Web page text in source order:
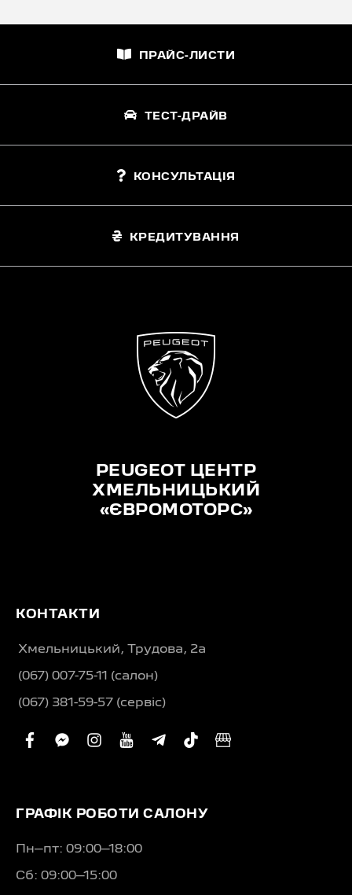
ПРАЙС-ЛИСТИ
ТЕСТ-ДРАЙВ
КОНСУЛЬТАЦІЯ
КРЕДИТУВАННЯ
PEUGEOT ЦЕНТР
ХМЕЛЬНИЦЬКИЙ
«ЄВРОМОТОРС»
КОНТАКТИ
Хмельницький, Трудова, 2а
(067) 007-75-11 (салон)
(067) 381-59-57 (сервіс)
facebook
facebook-
instagram
youtube
telegram-
tiktokbusiness
ГРАФІК РОБОТИ САЛОНУ
Пн–пт: 09:00–18:00
Сб: 09:00–15:00